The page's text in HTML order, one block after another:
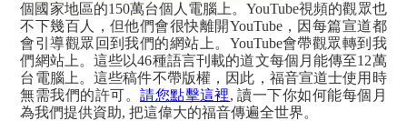
個國家地區的150萬台個人電腦上。YouTube視頻的觀眾也
不下幾百人，但他們會很快離開YouTube，因每篇宣道都
會引導觀眾回到我們的網站上。YouTube會帶觀眾轉到我
們網站上。這些以46種語言刊載的道文每個月能傳至12萬
台電腦上。這些稿件不帶版權，因此，福音宣道士使用時
無需我們的許可。請您點擊這裡, 讀一下你如何能每個月
為我們提供資助, 把這偉大的福音傳遍全世界。